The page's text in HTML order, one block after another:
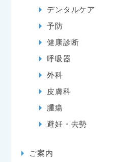
デンタルケア
予防
健康診断
呼吸器
外科
皮膚科
腫瘍
避妊・去勢
ご案内